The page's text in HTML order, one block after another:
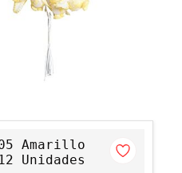
Amarillo
Unidades